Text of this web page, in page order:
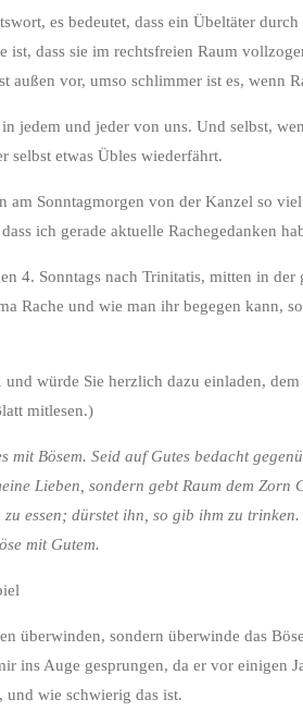
es bedeutet, dass ein Übeltäter
ist, dass sie im rechtsfreien Raum
außen vor, umso schlimmer ist es, wenn
jedem und jeder von uns. Und selbst,
selbst etwas Übles wiederfährt.
am Sonntagmorgen von der Kanzel so
ich gerade aktuelle Rachegedanken
4. Sonntags nach Trinitatis, mitten in
Rache und wie man ihr begegen kann,
und würde Sie herzlich dazu einladen,
mitlesen.)
mit Bösem. Seid auf Gutes bedacht
Lieben, sondern gebt Raum dem
essen; dürstet ihn, so gib ihm zu
mit Gutem.
überwinden, sondern überwinde das
ins Auge gesprungen, da er vor einigen
und wie schwierig das ist.